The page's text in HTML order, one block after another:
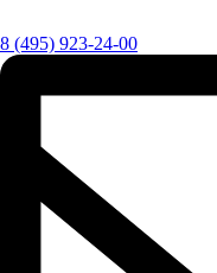
8 (495) 923-24-00